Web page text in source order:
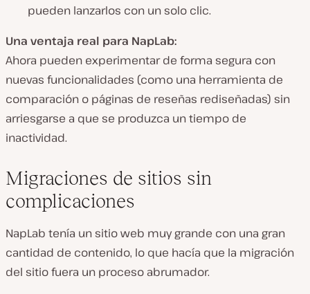
pueden lanzarlos con un solo clic.
Una ventaja real para NapLab:
Ahora pueden experimentar de forma segura con
nuevas funcionalidades (como una herramienta de
comparación o páginas de reseñas rediseñadas) sin
arriesgarse a que se produzca un tiempo de
inactividad.
Migraciones de sitios sin
complicaciones
NapLab tenía un sitio web muy grande con una gran
cantidad de contenido, lo que hacía que la migración
del sitio fuera un proceso abrumador.